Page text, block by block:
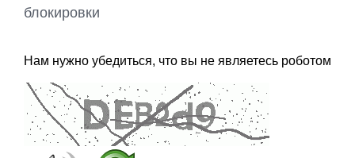
блокировки
Нам нужно убедиться, что вы не являетесь роботом